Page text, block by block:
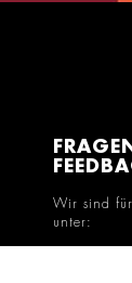
Wir sind
unter: